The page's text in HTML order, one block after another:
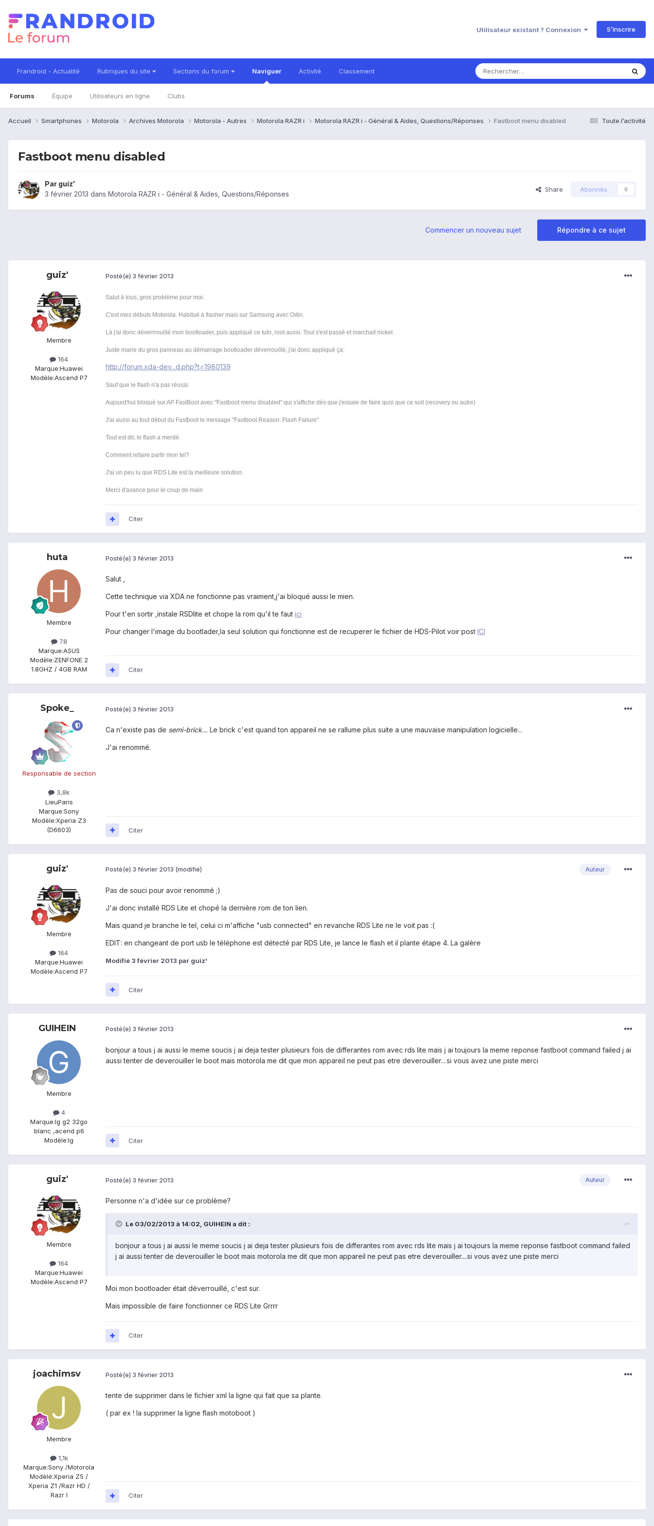
Utilisateur existant ? Connexion S’inscrire
Frandroid - Actualité Rubriques du site Sections du forum Naviguer
Forums Équipe Utilisateurs en ligne Clubs
Activité Classement
Toute l’activité
Accueil Smartphones Motorola Archives Motorola Motorola - Autres Motorola RAZR i Motorola RAZR i - Général & Aides, Questions/Réponses Fastboot menu disabled
Fastboot menu disabled
Par guiz'
3 février 2013 dans Motorola RAZR i - Général & Aides, Questions/Réponses
Share Abonnés 0
Répondre à ce sujet
Commencer un nouveau sujet
guiz'
Membre
164
Marque:Huawei
Modèle:Ascend P7
Posté(e) 3 février 2013
Salut à tous, gros problème pour moi.
C'est mes débuts Motorola. Habitué à flasher mais sur Samsung avec Odin.
Là j'ai donc déverrrouillé mon bootloader, puis appliqué ce tuto, root aussi. Tout s'est passé et marchait nickel.
Juste marre du gros panneau au démarrage bootloader déverrouillé, j'ai donc appliqué ça:
http://forum.xda-dev...d.php?t=1980139
Sauf que le flash n'a pas réussi.
Aujourd'hui bloqué sur AP FastBoot avec "Fastboot menu disabled" qui s'affiche dès que j'essaie de faire quoi que ce soit (recovery ou autre)
J'ai aussi au tout début du Fastboot le message "Fastboot Reason: Flash Failure"
Tout est dit, le flash a merdé.
Comment refaire partir mon tel?
J'ai un peu lu que RDS Lite est la meilleure solution.
Merci d'avance pour le coup de main
Citer
huta
Membre
78
Marque:ASUS
Modèle:ZENFONE 2
1.8GHZ / 4GB RAM
Posté(e) 3 février 2013
Salut ,
Cette technique via XDA ne fonctionne pas vraiment,j'ai bloqué aussi le mien.
Pour t'en sortir ,instale RSDlite et chope la rom qu'il te faut ici
Pour changer l'image du bootlader,la seul solution qui fonctionne est de recuperer le fichier de HDS-Pilot voir post ICI
Citer
Spoke_
Responsable de section
3,8k
LieuParis
Marque:Sony
Modèle:Xperia Z3
(D6603)
Posté(e) 3 février 2013
Ca n'existe pas de semi-brick... Le brick c'est quand ton appareil ne se rallume plus suite a une mauvaise manipulation logicielle...
J'ai renommé.
Citer
guiz'
Membre
164
Marque:Huawei
Modèle:Ascend P7
Auteur
Posté(e) 3 février 2013 (modifié)
Pas de souci pour avoir renommé ;)
J'ai donc installé RDS Lite et chopé la dernière rom de ton lien.
Mais quand je branche le tel, celui ci m'affiche "usb connected" en revanche RDS Lite ne le voit pas :(
EDIT: en changeant de port usb le téléphone est détecté par RDS Lite, je lance le flash et il plante étape 4. La galère
Modifié 3 février 2013 par guiz'
Citer
GUIHEIN
Membre
4
Marque:lg g2 32go
blanc ,acend p6
Modèle:lg
Posté(e) 3 février 2013
bonjour a tous j ai aussi le meme soucis j ai deja tester plusieurs fois de differantes rom avec rds lite mais j ai toujours la meme reponse fastboot command failed j ai
aussi tenter de deverouiller le boot mais motorola me dit que mon appareil ne peut pas etre deverouiller....si vous avez une piste merci
Citer
guiz'
Membre
164
Marque:Huawei
Modèle:Ascend P7
Auteur
Posté(e) 3 février 2013
Personne n'a d'idée sur ce problème?
Le 03/02/2013 à 14:02, GUIHEIN a dit :
bonjour a tous j ai aussi le meme soucis j ai deja tester plusieurs fois de differantes rom avec rds lite mais j ai toujours la meme reponse fastboot command failed
j ai aussi tenter de deverouiller le boot mais motorola me dit que mon appareil ne peut pas etre deverouiller....si vous avez une piste merci
Moi mon bootloader était déverrouillé, c'est sur.
Mais impossible de faire fonctionner ce RDS Lite Grrrr
Citer
joachimsv
Membre
1,1k
Marque:Sony /Motorola
Modèle:Xperia Z5 /
Xperia Z1 /Razr HD /
Razr I
Posté(e) 3 février 2013
tente de supprimer dans le fichier xml la ligne qui fait que sa plante.
( par ex ! la supprimer la ligne flash motoboot )
Citer